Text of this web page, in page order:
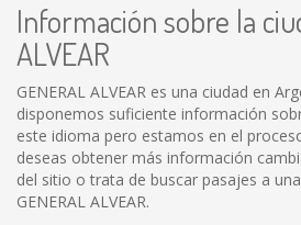
Información sobre la
ALVEAR
GENERAL ALVEAR es una ciudad en
disponemos suficiente información
este idioma pero estamos en el
deseas obtener más información
del sitio o trata de buscar pasajes a
GENERAL ALVEAR.